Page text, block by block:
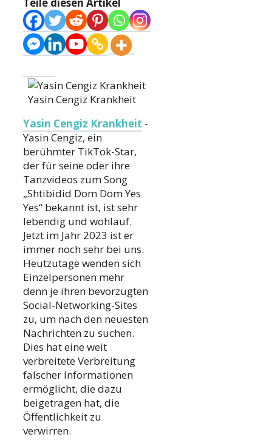
Teile diesen Artikel
Yasin Cengiz Krankheit
Yasin Cengiz Krankheit -
Yasin Cengiz, ein
berühmter TikTok-Star,
der für seine oder ihre
Tanzvideos zum Song
„Shtibidid Dom Dom Yes
Yes“ bekannt ist, ist sehr
lebendig und wohlauf.
Jetzt im Jahr 2023 ist er
immer noch sehr bei uns.
Heutzutage wenden sich
Einzelpersonen mehr
denn je ihren bevorzugten
Social-Networking-Sites
zu, um nach den neuesten
Nachrichten zu suchen.
Dies hat eine weit
verbreitete Verbreitung
falscher Informationen
ermöglicht, die dazu
beigetragen hat, die
Öffentlichkeit zu
verwirren.